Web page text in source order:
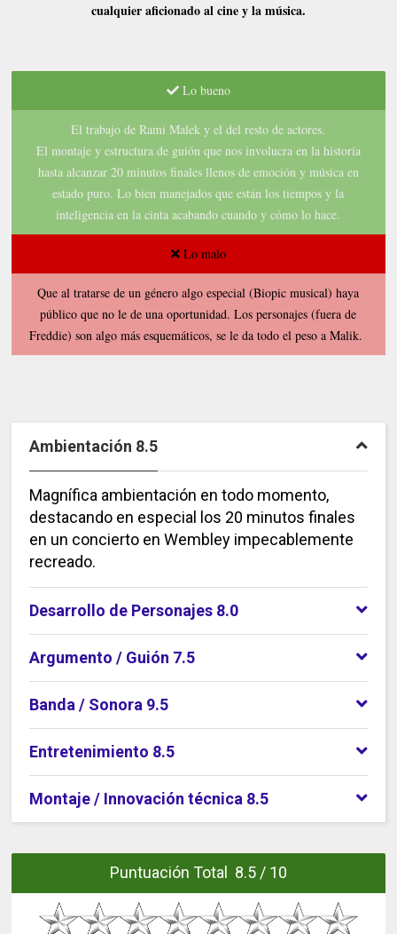
cualquier aficionado al cine y la música.
Lo bueno
El trabajo de Rami Malek y el del resto de actores.
El montaje y estructura de guión que nos involucra en la historia
hasta alcanzar 20 minutos finales llenos de emoción y música en
estado puro. Lo bien manejados que están los tiempos y la
inteligencia en la cinta acabando cuando y cómo lo hace.
Lo malo
Que al tratarse de un género algo especial (Biopic musical) haya
público que no le de una oportunidad. Los personajes (fuera de
Freddie) son algo más esquemáticos, se le da todo el peso a Malik.
Ambientación 8.5
Magnífica ambientación en todo momento,
destacando en especial los 20 minutos finales
en un concierto en Wembley impecablemente
recreado.
Desarrollo de Personajes 8.0
Argumento / Guión 7.5
Banda / Sonora 9.5
Entretenimiento 8.5
Montaje / Innovación técnica 8.5
Puntuación Total 8.5 / 10